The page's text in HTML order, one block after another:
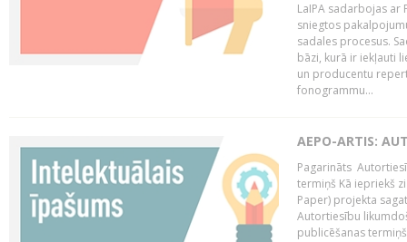
LaIPA sadarbojas
sniegtos
sadales procesus.
bāzi, kurā ir iekļauti
un producentu
fonogrammu...
AEPO-ARTIS:
Pagarināts
termiņš Kā iepriekš
Paper) projekta
Autortiesību
publicēšanas